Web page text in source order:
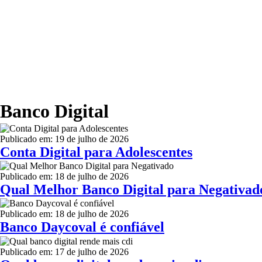
Banco Digital
Publicado em: 19 de julho de 2026
Conta Digital para Adolescentes
Publicado em: 18 de julho de 2026
Qual Melhor Banco Digital para
Publicado em: 18 de julho de 2026
Banco Daycoval é confiável
Publicado em: 17 de julho de 2026